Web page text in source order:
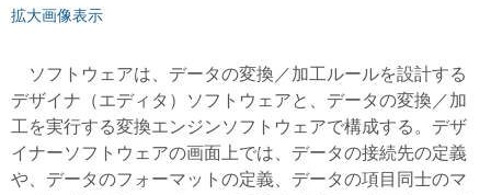
拡大画像表示
ソフトウェアは、データの変換／加工ルールを設計する
デザイナ（エディタ）ソフトウェアと、データの変換／加
工を実行する変換エンジンソフトウェアで構成する。デザ
イナーソフトウェアの画面上では、データの接続先の定義
や、データのフォーマットの定義、データの項目同士のマ